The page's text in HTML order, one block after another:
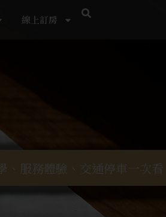
線上訂房
、服務體驗、交通停車一次看